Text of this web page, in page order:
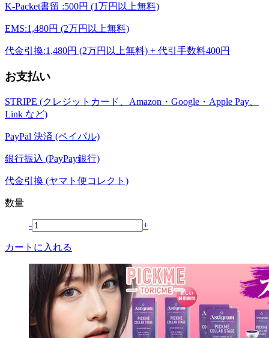
K-Packet書留 :500円 (1万円以上無料)
EMS:1,480円 (2万円以上無料)
代金引換:1,480円 (2万円以上無料) + 代引手数料400円
お支払い
STRIPE (クレジットカード、Amazon・Google・Apple Pay、
Link など)
PayPal 決済 (ペイパル)
銀行振込 (PayPay銀行)
代金引換 (ヤマト便コレクト)
数量
- +
カートに入れる